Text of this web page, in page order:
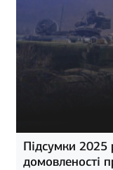
Підсумки 2025
домовленості